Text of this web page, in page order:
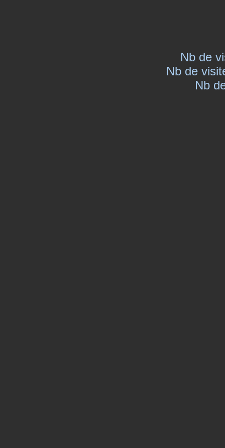
Nb de
Nb de
Nb